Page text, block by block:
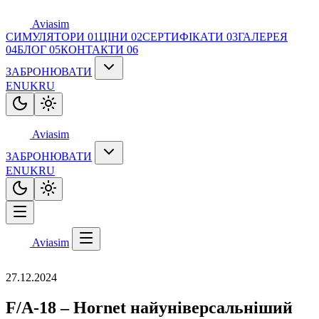
Aviasim
СИМУЛЯТОРИ 01ЦІНИ 02СЕРТИФІКАТИ 03ГАЛЕРЕЯ
04БЛОГ 05КОНТАКТИ 06
ЗАБРОНЮВАТИ
ENUKRU
Aviasim
ЗАБРОНЮВАТИ
ENUKRU
Aviasim
27.12.2024
F/A-18 – Hornet найуніверсальніший